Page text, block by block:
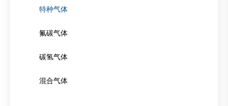
特种气体
氟碳气体
碳氢气体
混合气体